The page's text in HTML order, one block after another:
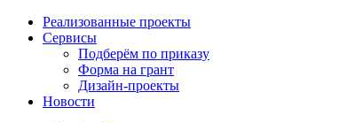
Реализованные проекты
Сервисы
Подберём по приказу
Форма на грант
Дизайн-проекты
Новости